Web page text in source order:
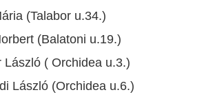
(Talabor u.34.)
(Balatoni u.19.)
László ( Orchidea u.3.)
László (Orchidea u.6.)